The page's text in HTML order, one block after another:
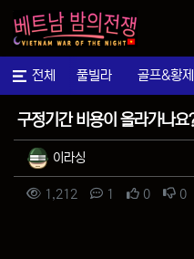
전체 메뉴
마사지 풀빌라 골프&황제
질문&답변
구정기간 비용이 올라가나요
작성자 정보
이라싱
컨텐츠 정보
1,212 조회 1 댓글 0추천 0